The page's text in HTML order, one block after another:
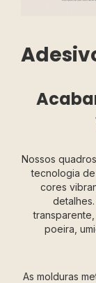
Nossos
tecnologia
cores
poeira,
As molduras